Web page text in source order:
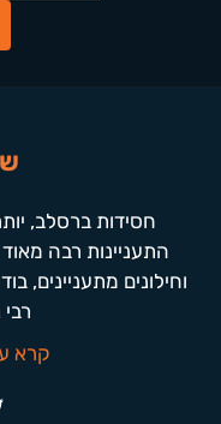
חסידות ברסלב,
התעניינות רבה
וחילונים מתעניינים,
קרא